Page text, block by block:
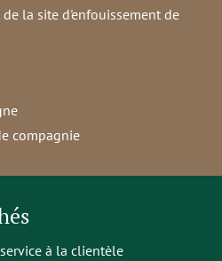
la site d'enfouissement de
compagnie
à la clientèle